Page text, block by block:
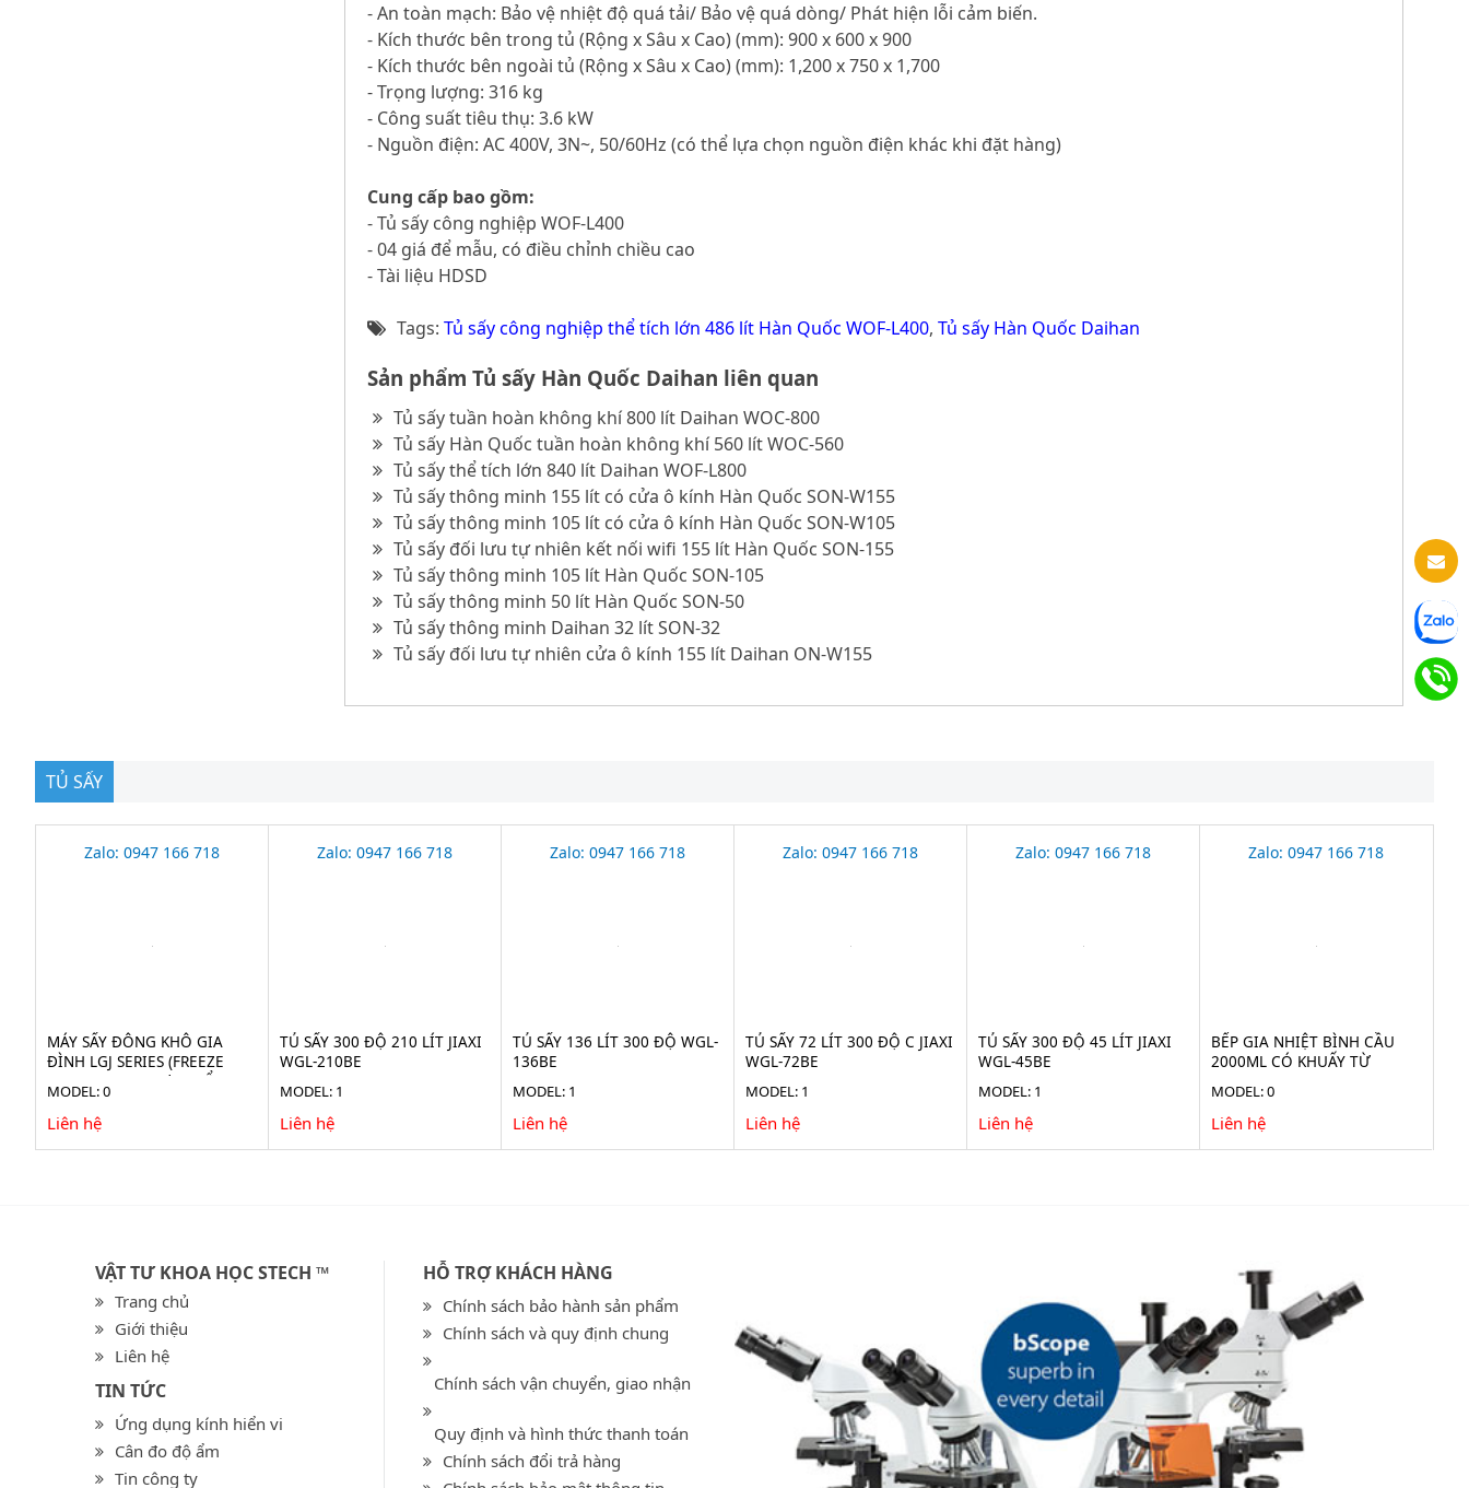
- An toàn mạch: Bảo vệ nhiệt độ quá tải/ Bảo vệ quá dòng/ Phát hiện lỗi cảm biến.
- Kích thước bên trong tủ (Rộng x Sâu x Cao) (mm): 900 x 600 x 900
- Kích thước bên ngoài tủ (Rộng x Sâu x Cao) (mm): 1,200 x 750 x 1,700
- Trọng lượng: 316 kg
- Công suất tiêu thụ: 3.6 kW
- Nguồn điện: AC 400V, 3N~, 50/60Hz (có thể lựa chọn nguồn điện khác khi đặt hàng)
Cung cấp bao gồm:
- Tủ sấy công nghiệp WOF-L400
- 04 giá để mẫu, có điều chỉnh chiều cao
- Tài liệu HDSD
Tags: Tủ sấy công nghiệp thể tích lớn 486 lít Hàn Quốc WOF-L400, Tủ sấy Hàn Quốc Daihan
Sản phẩm Tủ sấy Hàn Quốc Daihan liên quan
Tủ sấy tuần hoàn không khí 800 lít Daihan WOC-800
Tủ sấy Hàn Quốc tuần hoàn không khí 560 lít WOC-560
Tủ sấy thể tích lớn 840 lít Daihan WOF-L800
Tủ sấy thông minh 155 lít có cửa ô kính Hàn Quốc SON-W155
Tủ sấy thông minh 105 lít có cửa ô kính Hàn Quốc SON-W105
Tủ sấy đối lưu tự nhiên kết nối wifi 155 lít Hàn Quốc SON-155
Tủ sấy thông minh 105 lít Hàn Quốc SON-105
Tủ sấy thông minh 50 lít Hàn Quốc SON-50
Tủ sấy thông minh Daihan 32 lít SON-32
Tủ sấy đối lưu tự nhiên cửa ô kính 155 lít Daihan ON-W155
TỦ SẤY
Zalo: 0947 166 718
MÁY SẤY ĐÔNG KHÔ GIA
ĐÌNH LGJ SERIES (FREEZE
DRYER) CHO THỰC PHẨM
MODEL: 0
Liên hệ
Zalo: 0947 166 718
TỦ SẤY 300 ĐỘ 210 LÍT JIAXI
WGL-210BE
MODEL: 1
Liên hệ
Zalo: 0947 166 718
TỦ SẤY 136 LÍT 300 ĐỘ WGL-
136BE
MODEL: 1
Liên hệ
Zalo: 0947 166 718
TỦ SẤY 72 LÍT 300 ĐỘ C JIAXI
WGL-72BE
MODEL: 1
Liên hệ
Zalo: 0947 166 718
TỦ SẤY 300 ĐỘ 45 LÍT JIAXI
WGL-45BE
MODEL: 1
Liên hệ
Zalo: 0947 166 718
BẾP GIA NHIỆT BÌNH CẦU
2000ML CÓ KHUẤY TỪ
MODEL: 0
Liên hệ
VẬT TƯ KHOA HỌC STECH ™
Trang chủ
Giới thiệu
Liên hệ
TIN TỨC
Ứng dụng kính hiển vi
Cân đo độ ẩm
Tin công ty
HỖ TRỢ KHÁCH HÀNG
Chính sách bảo hành sản phẩm
Chính sách và quy định chung
Chính sách vận chuyển, giao nhận
Quy định và hình thức thanh toán
Chính sách đổi trả hàng